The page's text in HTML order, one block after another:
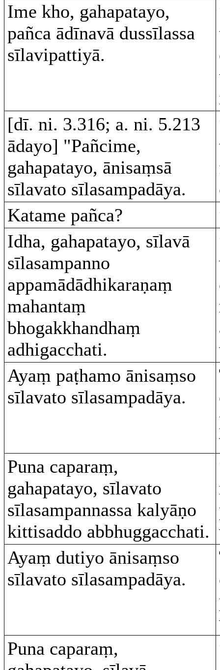
Ime kho, gahapatayo,
pañca ādīnavā dussīlassa
sīlavipattiyā.
[dī. ni. 3.316; a. ni. 5.213
ādayo] "Pañcime,
gahapatayo, ānisaṃsā
sīlavato sīlasampadāya.
Katame pañca?
Idha, gahapatayo, sīlavā
sīlasampanno
appamādādhikaraṇaṃ
mahantaṃ
bhogakkhandhaṃ
adhigacchati.
Ayaṃ paṭhamo ānisaṃso
sīlavato sīlasampadāya.
Puna caparaṃ,
gahapatayo, sīlavato
sīlasampannassa kalyāṇo
kittisaddo abbhuggacchati.
Ayaṃ dutiyo ānisaṃso
sīlavato sīlasampadāya.
Puna caparaṃ,